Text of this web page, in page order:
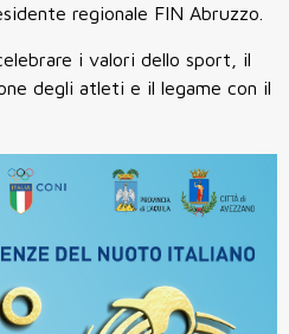
regionale FIN Abruzzo.
i valori dello sport, il
degli atleti e il legame con il